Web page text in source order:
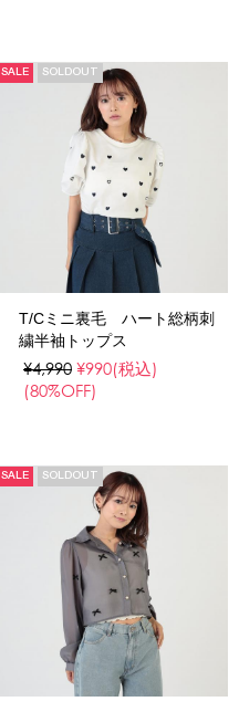
SALE SOLDOUT
T/Cミニ裏毛 ハート総柄刺
繍半袖トップス
¥4,990 ¥990(税込)
(80%OFF)
SALE SOLDOUT